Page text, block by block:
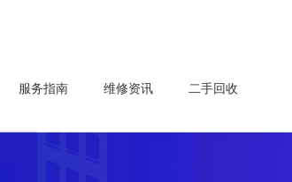
服务指南 维修资讯 二手回收